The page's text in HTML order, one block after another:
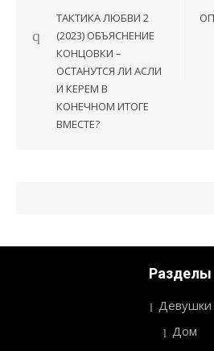
по
записям
ТАКТИКА ЛЮБВИ 2
(2023) ОБЪЯСНЕНИЕ
КОНЦОВКИ –
ОСТАНУТСЯ ЛИ АСЛИ
И КЕРЕМ В
КОНЕЧНОМ ИТОГЕ
ВМЕСТЕ?
Разделы
Девушки
Дом